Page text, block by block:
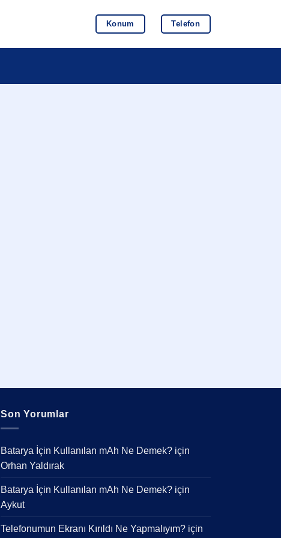
Konum Telefon
Son Yorumlar
Batarya İçin Kullanılan mAh Ne Demek? için
Orhan Yaldırak
Batarya İçin Kullanılan mAh Ne Demek? için
Aykut
Telefonumun Ekranı Kırıldı Ne Yapmalıyım? için